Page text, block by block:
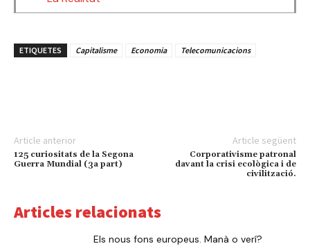
ETIQUETES Capitalisme Economia Telecomunicacions
Article anterior
125 curiositats de la Segona
Guerra Mundial (3a part)
Article següent
Corporativisme patronal
davant la crisi ecològica i de
civilització.
Articles relacionats
Els nous fons europeus. Manà o verí?